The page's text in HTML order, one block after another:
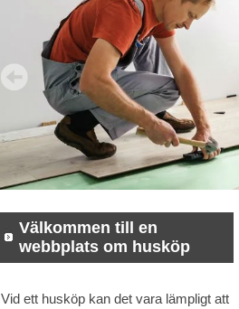
Välkommen till en
webbplats om husköp
Vid ett husköp kan det vara lämpligt att